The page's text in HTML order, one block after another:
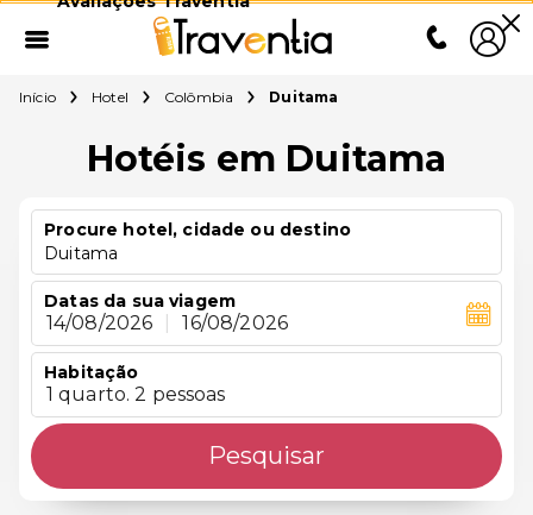
Início Hotel Colômbia Duitama
Hotéis em Duitama
Procure hotel, cidade ou destino
Duitama
Datas da sua viagem
14/08/2026 16/08/2026
Habitação
1 quarto. 2 pessoas
Pesquisar